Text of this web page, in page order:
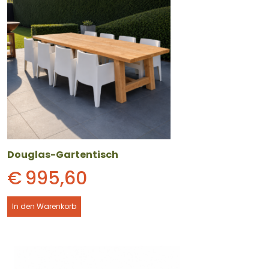
Douglas-Gartentisch
€995,60
In den Warenkorb